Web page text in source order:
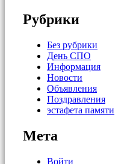
Рубрики
Без рубрики
День СПО
Информация
Новости
Объявления
Поздравления
эстафета памяти
Мета
Войти